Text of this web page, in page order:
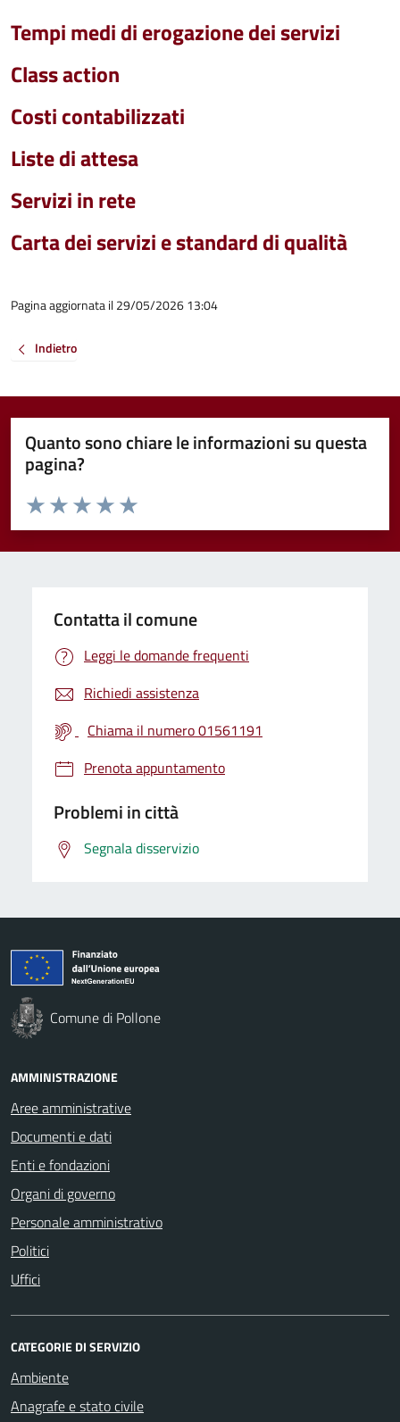
Tempi medi di erogazione dei servizi
Class action
Costi contabilizzati
Liste di attesa
Servizi in rete
Carta dei servizi e standard di qualità
Pagina aggiornata il 29/05/2026 13:04
Indietro
Quanto sono chiare le informazioni su questa
pagina?
Valuta da 1 a 5 stelle la pagina
Valuta 5 stelle su 5
Valuta 4 stelle su 5
Valuta 3 stelle su 5
Valuta 2 stelle su 5
Valuta 1 stelle su 5
Contatta il comune
Leggi le domande frequenti
Richiedi assistenza
Chiama il numero 01561191
Prenota appuntamento
Problemi in città
Segnala disservizio
Comune di Pollone
AMMINISTRAZIONE
Aree amministrative
Documenti e dati
Enti e fondazioni
Organi di governo
Personale amministrativo
Politici
Uffici
CATEGORIE DI SERVIZIO
Ambiente
Anagrafe e stato civile